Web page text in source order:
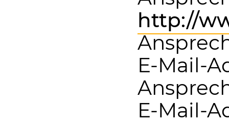
http://
E-Mail-
E-Mail-